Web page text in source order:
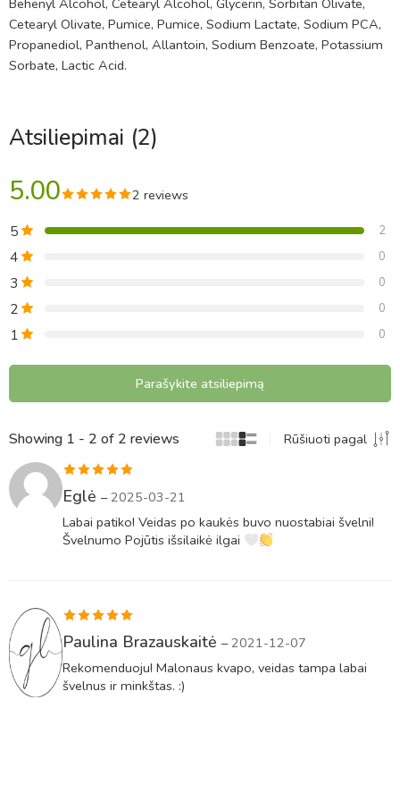
Cetearyl Olivate, Pumice, Pumice, Sodium Lactate, Sodium PCA,
Propanediol, Panthenol, Allantoin, Sodium Benzoate, Potassium
Sorbate, Lactic Acid.
Atsiliepimai (2)
5.00 2 reviews
5 2
4 0
3 0
2 0
1 0
Parašykite atsiliepimą
Showing 1 - 2 of 2 reviews Rūšiuoti pagal
Įvertinimas:
Eglė – 2025-03-21
Labai patiko! Veidas po kaukės buvo nuostabiai švelni!
Švelnumo Pojūtis išsilaikė ilgai
Įvertinimas:
Paulina Brazauskaitė – 2021-12-07
Rekomenduoju! Malonaus kvapo, veidas tampa labai
švelnus ir minkštas. :)